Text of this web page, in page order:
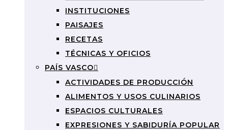
INSTITUCIONES
PAISAJES
RECETAS
TÉCNICAS Y OFICIOS
PAÍS VASCO
ACTIVIDADES DE PRODUCCIÓN
ALIMENTOS Y USOS CULINARIOS
ESPACIOS CULTURALES
EXPRESIONES Y SABIDURÍA POPULAR